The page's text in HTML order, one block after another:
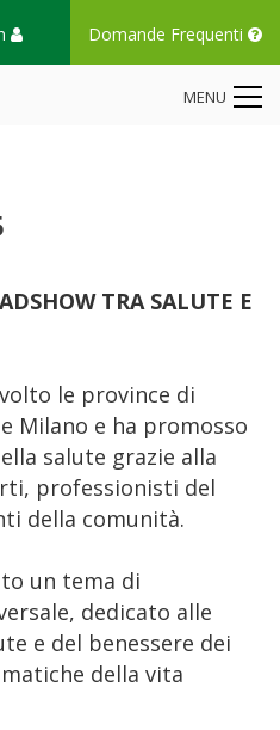
Domande Frequenti
MENU
TRA SALUTE E
le province di
Milano e ha promosso
salute grazie alla
professionisti del
della comunità.
un tema di
dedicato alle
e del benessere dei
della vita